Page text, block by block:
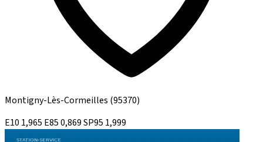
Montigny-Lès-Cormeilles (95370)
E10 1,965 E850,869SP95 1,999